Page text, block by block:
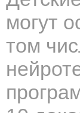
могут
том